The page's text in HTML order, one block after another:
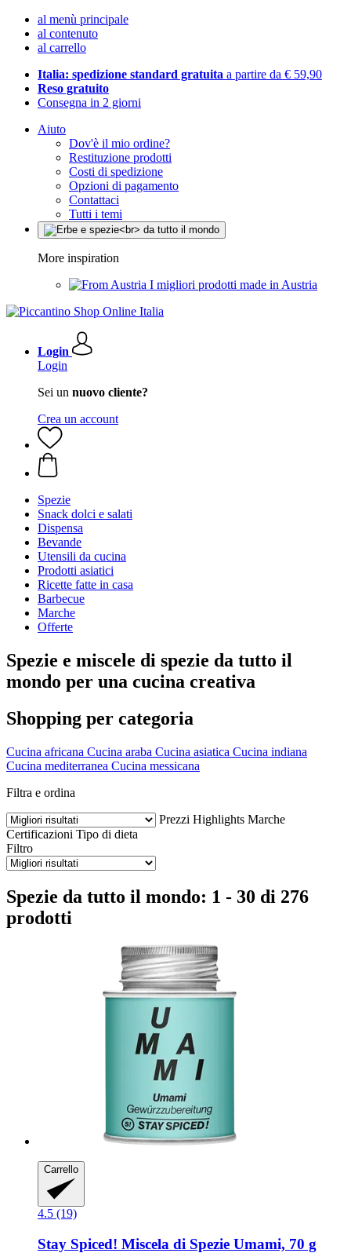
al menù principale
al contenuto
al carrello
Italia: spedizione standard gratuita a partire da € 59,90
Reso gratuito
Consegna in 2 giorni
Aiuto
Dov'è il mio ordine?
Restituzione prodotti
Costi di spedizione
Opzioni di pagamento
Contattaci
Tutti i temi
More inspiration
I migliori prodotti made in Austria
Login
Login
Sei un nuovo cliente?
Crea un account
Spezie
Snack dolci e salati
Dispensa
Bevande
Utensili da cucina
Prodotti asiatici
Ricette fatte in casa
Barbecue
Marche
Offerte
Spezie e miscele di spezie da tutto il
mondo per una cucina creativa
Shopping per categoria
Cucina africana Cucina araba Cucina asiatica Cucina indiana
Cucina mediterranea Cucina messicana
Filtra e ordina
Prezzi Highlights Marche
Certificazioni Tipo di dieta
Filtro
Spezie da tutto il mondo: 1 - 30 di 276
prodotti
Carrello
4.5 (19)
Stay Spiced! Miscela di Spezie Umami, 70 g